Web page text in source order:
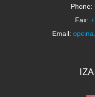
Phone:
Fax:
Email: